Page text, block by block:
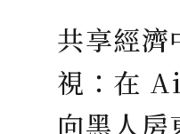
共享經濟
視：在
向黑人房